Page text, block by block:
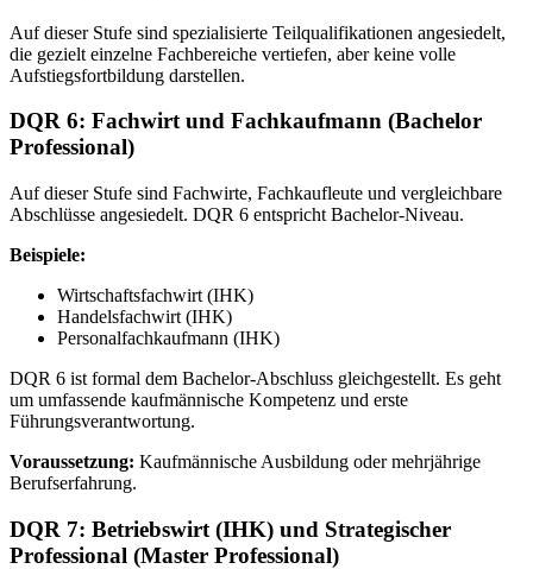
Auf dieser Stufe sind spezialisierte Teilqualifikationen angesiedelt,
die gezielt einzelne Fachbereiche vertiefen, aber keine volle
Aufstiegsfortbildung darstellen.
DQR 6: Fachwirt und Fachkaufmann (Bachelor
Professional)
Auf dieser Stufe sind Fachwirte, Fachkaufleute und vergleichbare
Abschlüsse angesiedelt. DQR 6 entspricht Bachelor-Niveau.
Beispiele:
Wirtschaftsfachwirt (IHK)
Handelsfachwirt (IHK)
Personalfachkaufmann (IHK)
DQR 6 ist formal dem Bachelor-Abschluss gleichgestellt. Es geht
um umfassende kaufmännische Kompetenz und erste
Führungsverantwortung.
Voraussetzung: Kaufmännische Ausbildung oder mehrjährige
Berufserfahrung.
DQR 7: Betriebswirt (IHK) und Strategischer
Professional (Master Professional)